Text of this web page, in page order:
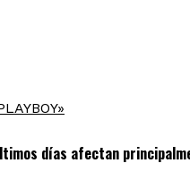
días afectan